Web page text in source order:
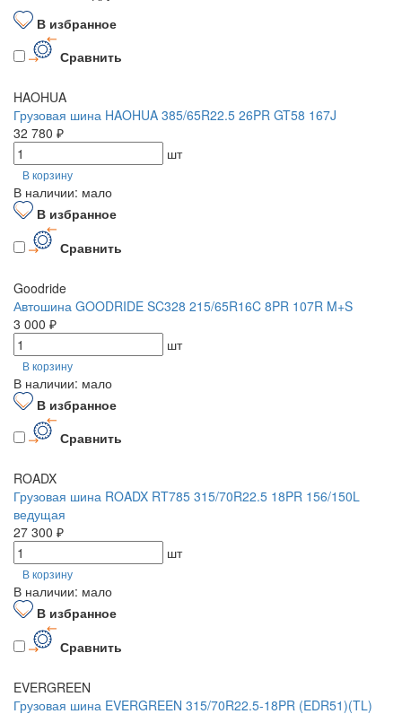
В избранное
Сравнить
HAOHUA
Грузовая шина HAOHUA 385/65R22.5 26PR GT58 167J
32 780 ₽
шт
В корзину
В наличии: мало
В избранное
Сравнить
Goodride
Автошина GOODRIDE SC328 215/65R16C 8PR 107R M+S
3 000 ₽
шт
В корзину
В наличии: мало
В избранное
Сравнить
ROADX
Грузовая шина ROADX RT785 315/70R22.5 18PR 156/150L
ведущая
27 300 ₽
шт
В корзину
В наличии: мало
В избранное
Сравнить
EVERGREEN
Грузовая шина EVERGREEN 315/70R22.5-18PR (EDR51)(TL)